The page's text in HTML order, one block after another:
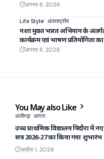
अगस्त 8, 2026
Life Style अंतराष्ट्रीय
नशा मुक्त भारत अभियान के
कार्यक्रम एवं भाषण
अगस्त 8, 2026
You May also Like
अलीगढ़ आगरा
उच्च प्राथमिक विद्यालय पिदौरा में
सत्र 2026-27 का किया गया शुभारंभ
अप्रैल 1, 2026